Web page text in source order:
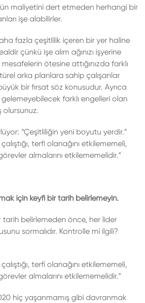
maliyetini dert etmeden herhangi bir
işe alabilirler.
fazla çeşitlilik içeren bir yer haline
çünkü işe alım ağınızı işyerine
ötesine attığınızda farklı
arka planlara sahip çalışanlar
bir fırsat söz konusudur. Ayrıca
gelemeyebilecek farklı engelleri olan
olursunuz.
“Çeşitliliğin yeni boyutu yerdir.”
terfi olanağını etkilememeli,
almalarını etkilememelidir.”
için keyfi bir tarih belirlemeyin.
tarih belirlemeden önce, her lider
sormalıdır. Kontrolle mi ilgili?
terfi olanağını etkilememeli,
almalarını etkilememelidir.”
hiç yaşanmamış gibi davranmak